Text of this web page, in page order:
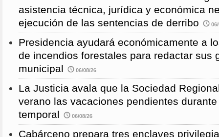
asistencia técnica, jurídica y económica
ejecución de las sentencias de derribo
Presidencia ayudará económicamente a
de incendios forestales para redactar sus
municipal
06/08/26
La Justicia avala que la Sociedad
verano las vacaciones pendientes
temporal
06/08/26
Cabárceno prepara tres enclaves